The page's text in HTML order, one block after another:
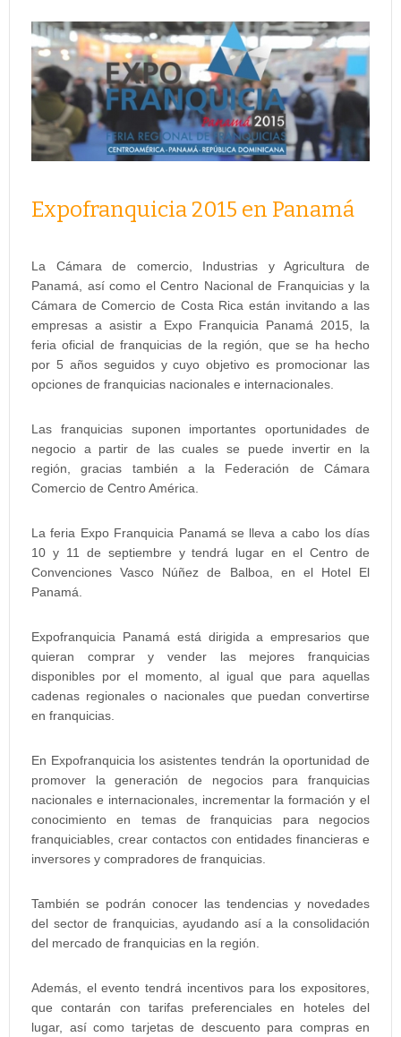
Expofranquicia 2015 en Panamá
La Cámara de comercio, Industrias y Agricultura de
Panamá, así como el Centro Nacional de Franquicias y la
Cámara de Comercio de Costa Rica están invitando a las
empresas a asistir a Expo Franquicia Panamá 2015, la
feria oficial de franquicias de la región, que se ha hecho
por 5 años seguidos y cuyo objetivo es promocionar las
opciones de franquicias nacionales e internacionales.
Las franquicias suponen importantes oportunidades de
negocio a partir de las cuales se puede invertir en la
región, gracias también a la Federación de Cámara
Comercio de Centro América.
La feria Expo Franquicia Panamá se lleva a cabo los días
10 y 11 de septiembre y tendrá lugar en el Centro de
Convenciones Vasco Núñez de Balboa, en el Hotel El
Panamá.
Expofranquicia Panamá está dirigida a empresarios que
quieran comprar y vender las mejores franquicias
disponibles por el momento, al igual que para aquellas
cadenas regionales o nacionales que puedan convertirse
en franquicias.
En Expofranquicia los asistentes tendrán la oportunidad de
promover la generación de negocios para franquicias
nacionales e internacionales, incrementar la formación y el
conocimiento en temas de franquicias para negocios
franquiciables, crear contactos con entidades financieras e
inversores y compradores de franquicias.
También se podrán conocer las tendencias y novedades
del sector de franquicias, ayudando así a la consolidación
del mercado de franquicias en la región.
Además, el evento tendrá incentivos para los expositores,
que contarán con tarifas preferenciales en hoteles del
lugar, así como tarjetas de descuento para compras en